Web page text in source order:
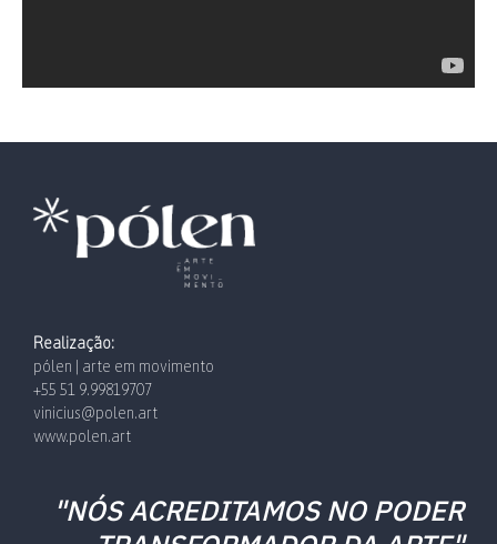
Realização:
pólen | arte em movimento
+55 51 9.99819707
vinicius@polen.art
www.polen.art
"NÓS ACREDITAMOS NO PODER